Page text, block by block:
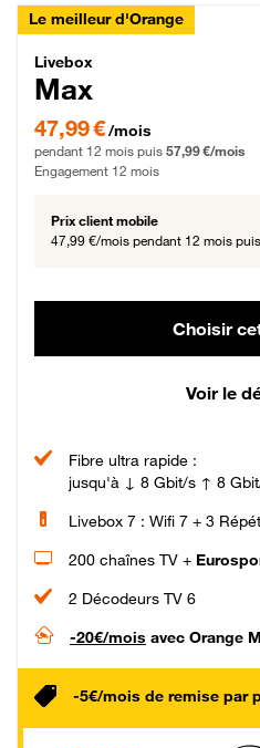
Le meilleur d'Orange
Livebox Max Fibre
Livebox
Max
47,99 € par mois pendant 12 mois
47,99 €/mois
pendant 12 mois puis 57,99 €/mois
Engagement 12 mois
Prix client mobile
47,99 €/mois pendant 12 mois puis
Choisir
Voir le
Fibre ultra rapide :
jusqu'à ↓ 8 Gbit/s ↑ 8
Livebox 7 : Wifi 7 + 3
200 chaînes TV +
2 Décodeurs TV 6
-20€/mois avec Orange
-5€/mois de remise par